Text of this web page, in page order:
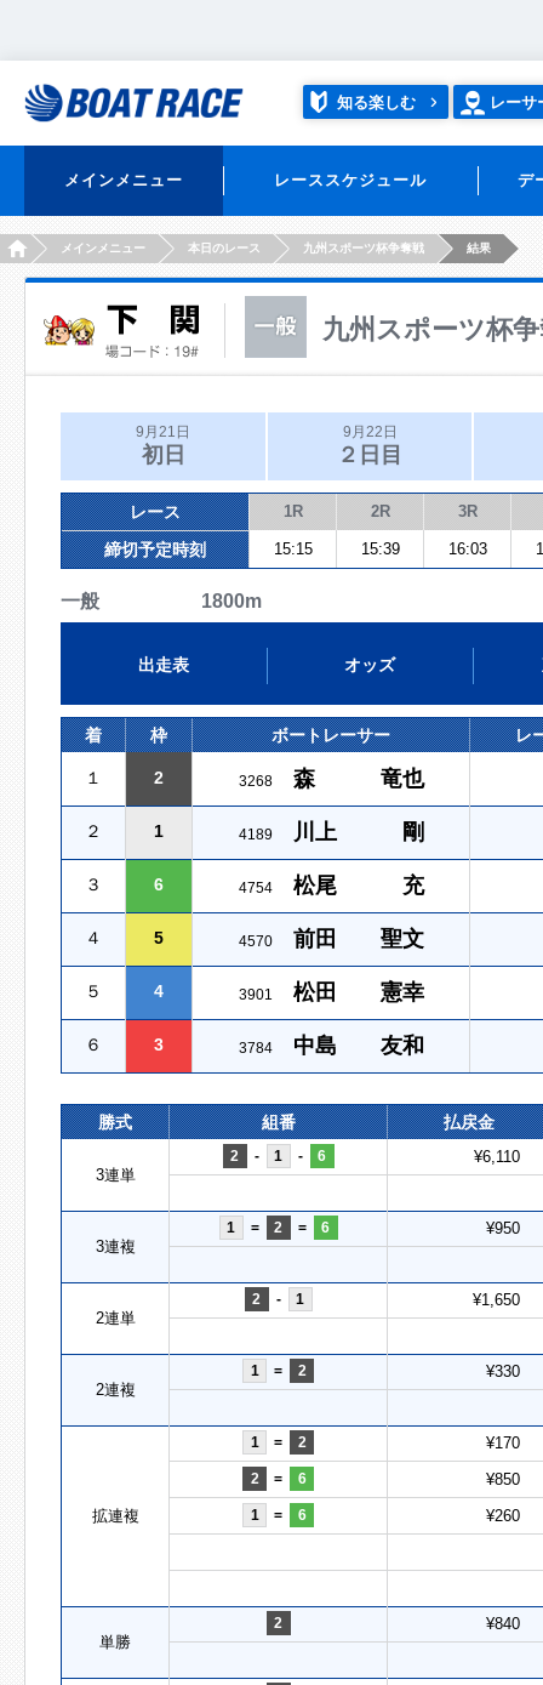
知る楽しむ レーサ
メインメニュー レーススケジュール デ
HOMEメインメニュー 本日のレース 九州スポーツ杯争奪戦 結果
九州スポーツ杯
9月21日
初日
9月22日
２日目
レース 1R 2R 3R
締切予定時刻 15:15 15:39 16:03
一般 1800m
出走表 オッズ
着 枠 ボートレーサー レ
１ 2 3268 森 竜也
２ 1 4189 川上 剛
３ 6 4754 松尾 充
４ 5 4570 前田 聖文
５ 4 3901 松田 憲幸
６ 3 3784 中島 友和
勝式 組番 払戻金
3連単
2 - 1 - 6 ¥6,110
3連複
1 = 2 = 6 ¥950
2連単
2 - 1 ¥1,650
2連複
1 = 2 ¥330
拡連複
1 = 2 ¥170
2 = 6 ¥850
1 = 6 ¥260
単勝
2 ¥840